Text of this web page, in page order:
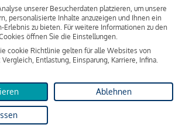
unserer Besucherdaten platzieren, um unsere
personalisierte Inhalte anzuzeigen und Ihnen ein
zu bieten. Für weitere Informationen zu den
öffnen Sie die Einstellungen.
cookie Richtlinie gelten für alle Websites von
Entlastung, Einsparung, Karriere, Infina.
Ablehnen